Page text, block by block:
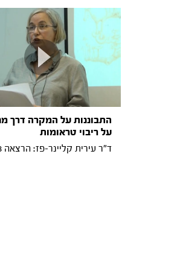
התבוננות על המקרה דרך
על ריבוי טראומות
ד"ר עירית קליינר-פז: הרצאה 3